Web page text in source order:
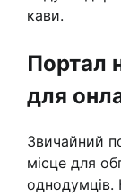
кави.
Портал
для
Звичайний
місце для
однодумців.